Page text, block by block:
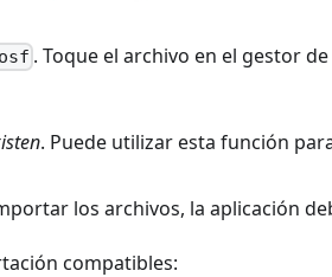
. Toque el archivo en el gestor
. Puede utilizar esta función
los archivos, la aplicación
compatibles: